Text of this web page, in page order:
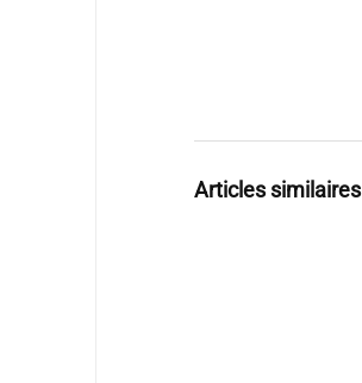
Articles similaires